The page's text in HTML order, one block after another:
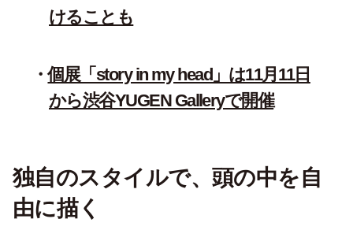
けることも
個展「story in my head」は11月11日
から渋谷YUGEN Galleryで開催
独自のスタイルで、頭の中を自
由に描く